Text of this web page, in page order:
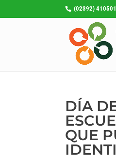
(02392)
DÍA
QUE